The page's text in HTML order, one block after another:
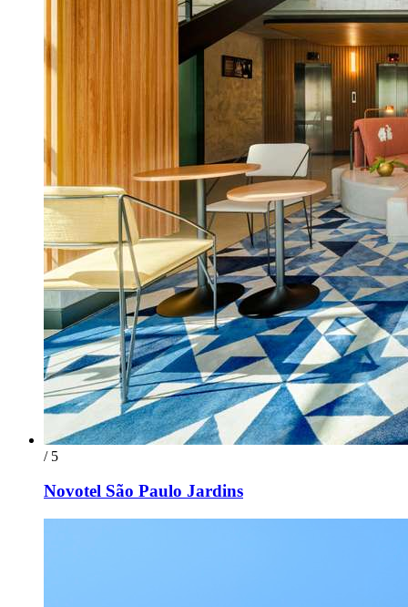
/ 5
Novotel São Paulo Jardins